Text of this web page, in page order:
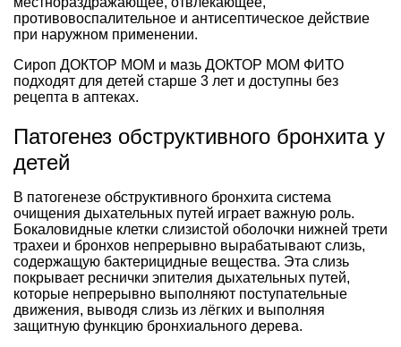
противовоспалительное и антисептическое действие
при наружном применении.
Сироп ДОКТОР МОМ и мазь ДОКТОР МОМ ФИТО
подходят для детей старше 3 лет и доступны без
рецепта в аптеках.
Патогенез обструктивного бронхита у
детей
В патогенезе обструктивного бронхита система
очищения дыхательных путей играет важную роль.
Бокаловидные клетки слизистой оболочки нижней трети
трахеи и бронхов непрерывно вырабатывают слизь,
содержащую бактерицидные вещества. Эта слизь
покрывает реснички эпителия дыхательных путей,
которые непрерывно выполняют поступательные
движения, выводя слизь из лёгких и выполняя
защитную функцию бронхиального дерева.